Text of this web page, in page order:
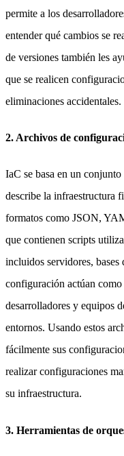
permite a los
entender qué cambios se
de versiones también les
que se realicen
eliminaciones accidentales.
2. Archivos de
IaC se basa en un
describe la infraestructura
formatos como JSON,
que contienen scripts
incluidos servidores,
configuración actúan
desarrolladores y equipos
entornos. Usando estos
fácilmente sus
realizar configuraciones
su infraestructura.
3. Herramientas de